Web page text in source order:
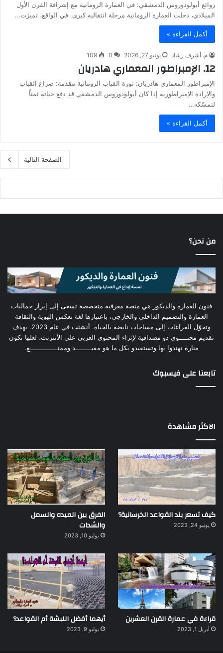
روائع أبولودوروس الدمشقي: في العمارة الرومانية مع إشراقة القرن الأول
الميلادي، دخلت العمارة الرومانية مرحلة انتقالية كبرى. في الواقع، تميزت…
أكمل القراءة »
م. أشرف رشاد يونيو 27, 2026 0
109
12. الإمبراطور المعماري هادريان
الإمبراطور المعماري هادريان: ثورة القباب الرومانية مقدمة: صراع القباب
والإرادة الإمبراطورية إذا كان أبولودوروس الدمشقي قد دفع حياته ثمناً
لتمسّكه…
أكمل القراءة »
الصفحة التالية
من نحن؟
فنون العمارة والديكور هي منصة معرفية متخصصة تسعى إلى إبراز جماليات
العمارة والتصميم الداخلي والخارجي، باعتبارها لغة تعكس الهوية والثقافة
وتحوّل الفراغات إلى مساحات نابضة بالحياة. أنشئت في عام 2023. بهدف
تقديم محتــــوى ذو مصداقية لإثراء المحتوى العربي على الأنترنت، لعلها تكون
منارة تهتدوا بها وتستفيدو بكل ما هو مفيــــــــد وممتــــــــــــــع.
تابعنا على فيسبوك
الاكثر مشاهدة
كيف تسعر بند القواعد الخرسانية؟
يونيو 24, 2023
الفرق بين الميده والسمل
والشدات
يوليو 10, 2023
قراءة في عمارة القرن العشرين
أبريل 1, 2023
أيهما أفضل اللبشة أم القواعد؟
يوليو 9, 2023